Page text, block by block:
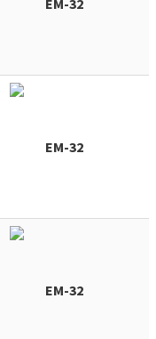
EM-32
EM-32
EM-32